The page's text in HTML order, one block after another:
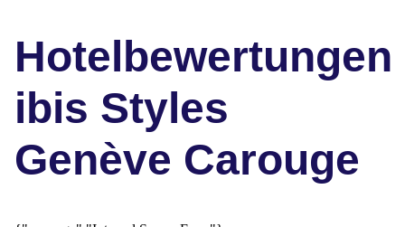
Hotelbewertungen
ibis Styles
Genève Carouge